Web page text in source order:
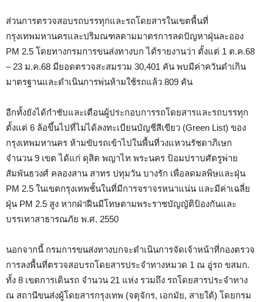
ส่วนการตรวจสอบรถบรรทุกและรถโดยสารในเขตพื้นที่
กรุงเทพมหานครและปริมณฑลตามมาตรการลดปัญหาฝุ่นละออง
PM 2.5 โดยทางกรมการขนส่งทางบก ได้รายงานว่า ตั้งแต่ 1 ต.ค.68
– 23 ม.ค.68 มียอดตรวจสะสมรวม 30,401 คัน พบมีค่าควันดำเกิน
มาตรฐานและดำเนินการพ่นห้ามใช้รถแล้ว 809 คัน
อีกทั้งยังได้กำชับและเตือนผู้ประกอบการรถโดยสารและรถบรรทุก
ตั้งแต่ 6 ล้อขึ้นไปที่ไม่ได้ลงทะเบียนบัญชีสีเขียว (Green List) ของ
กรุงเทพมหานคร ห้ามขับรถเข้าไปในพื้นที่วงแหวนรัชดาภิเษก
จำนวน 9 เขต ได้แก่ ดุสิต พญาไท พระนคร ป้อมปราบศัตรูพ่าย
สัมพันธวงศ์ คลองสาน สาทร ปทุมวัน บางรัก เพื่อลดมลพิษและฝุ่น
PM 2.5 ในเขตกรุงเทพชั้นในที่มีการจราจรหนาแน่น และมีค่าเฉลี่ย
ฝุ่น PM 2.5 สูง หากฝ่าฝืนมีโทษตามพระราชบัญญัติป้องกันและ
บรรเทาสาธารณภัย พ.ศ. 2550
นอกจากนี้ กรมการขนส่งทางบกจะดำเนินการจัดเจ้าหน้าที่กองตรวจ
การลงพื้นที่ตรวจสอบรถโดยสารประจำทางหมวด 1 ณ อู่รถ ขสมก.
ทั้ง 8 เขตการเดินรถ จำนวน 21 แห่ง รวมถึง รถโดยสารประจำทาง
ณ สถานีขนส่งผู้โดยสารกรุงเทพ (จตุจักร, เอกมัย, สายใต้) โดยกรม